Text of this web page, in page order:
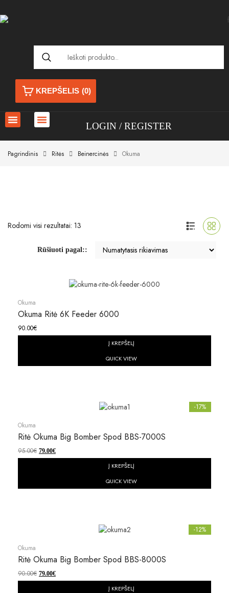
KREPŠELIS (0)
LOGIN REGISTER
Pagrindinis Ritės Beinercinės Okuma
Rodomi visi rezultatai: 13
Rūšiuoti pagal::
Okuma
Okuma Ritė 6K Feeder 6000
90.00€
Į KREPŠELĮ
QUICK VIEW
-17%
Okuma
Ritė Okuma Big Bomber Spod BBS-7000S
95.00€ 79.00€
Į KREPŠELĮ
QUICK VIEW
-12%
Okuma
Ritė Okuma Big Bomber Spod BBS-8000S
90.00€ 79.00€
Į KREPŠELĮ